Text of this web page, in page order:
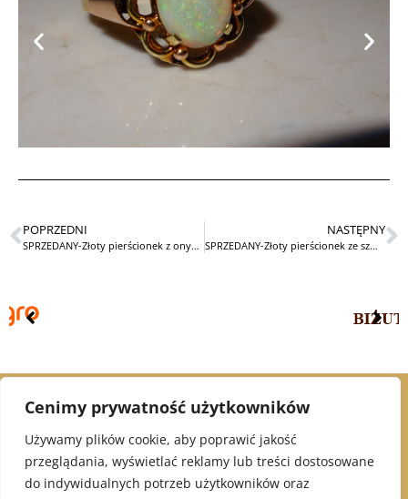
Cenimy prywatność użytkowników
Używamy plików cookie, aby poprawić jakość
przeglądania, wyświetlać reklamy lub treści dostosowane
do indywidualnych potrzeb użytkowników oraz
POPRZEDNI
SPRZEDANY-Złoty pierścionek z onyksem i diamentem Art Deco
NASTĘPNY
SPRZEDANY-Złoty pierścionek ze szmaragdami
© 2021 Alex Jubiler
INFORMACJE: